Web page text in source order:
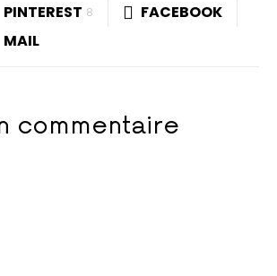
PINTEREST 8
FACEBOOK
MAIL
commentaire